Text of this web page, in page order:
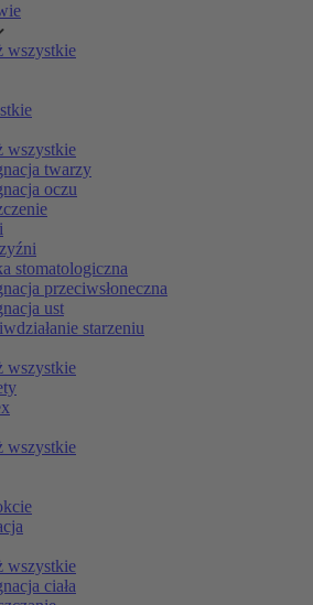
wszystkie
wszystkie
twarzy
oczu
stomatologiczna
przeciwsłoneczna
ust
starzeniu
wszystkie
wszystkie
wszystkie
ciała